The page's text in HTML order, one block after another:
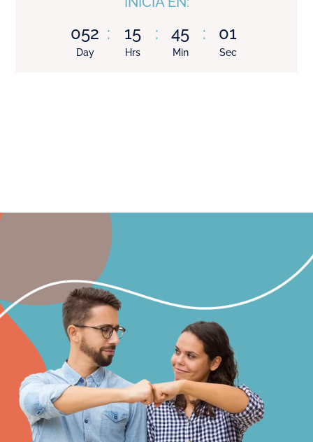
052
Day
: 15
Hrs
: 44
Min
: 59
Sec